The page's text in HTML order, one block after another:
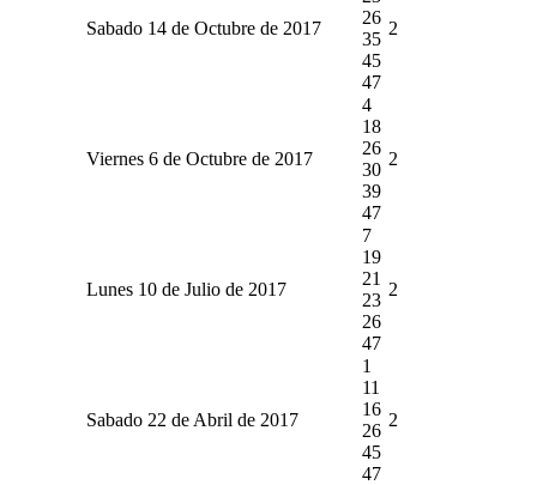
Sabado 14 de Octubre de 2017
26
35
45
47
2
Viernes 6 de Octubre de 2017
4
18
26
30
39
47
2
Lunes 10 de Julio de 2017
7
19
21
23
26
47
2
Sabado 22 de Abril de 2017
1
11
16
26
45
47
2